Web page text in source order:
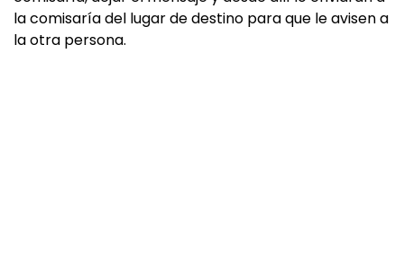
la comisaría del lugar de destino para que le avisen a
la otra persona.